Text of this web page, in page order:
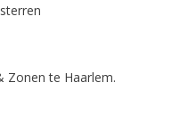
Zonen te Haarlem.